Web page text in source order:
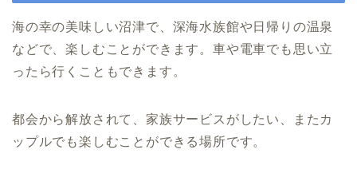
海の幸の美味しい沼津で、深海水族館や日帰りの温泉
などで、楽しむことができます。車や電車でも思い立
ったら行くこともできます。
都会から解放されて、家族サービスがしたい、またカ
ップルでも楽しむことができる場所です。